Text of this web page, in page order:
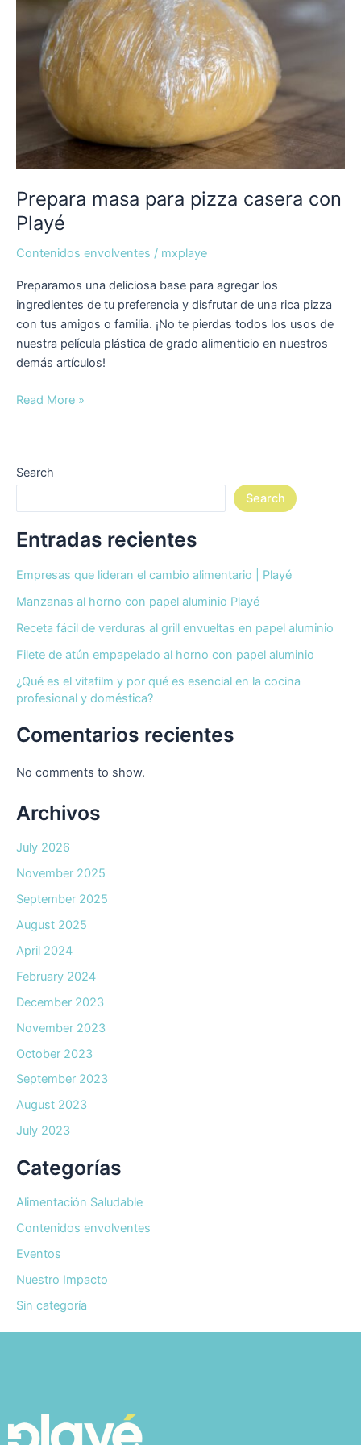
Prepara masa para pizza casera con
Playé
Contenidos envolventes / mxplaye
Preparamos una deliciosa base para agregar los
ingredientes de tu preferencia y disfrutar de una rica pizza
con tus amigos o familia. ¡No te pierdas todos los usos de
nuestra película plástica de grado alimenticio en nuestros
demás artículos!
Read More »
Search
Search
Entradas recientes
Empresas que lideran el cambio alimentario | Playé
Manzanas al horno con papel aluminio Playé
Receta fácil de verduras al grill envueltas en papel aluminio
Filete de atún empapelado al horno con papel aluminio
¿Qué es el vitafilm y por qué es esencial en la cocina
profesional y doméstica?
Comentarios recientes
No comments to show.
Archivos
July 2026
November 2025
September 2025
August 2025
April 2024
February 2024
December 2023
November 2023
October 2023
September 2023
August 2023
July 2023
Categorías
Alimentación Saludable
Contenidos envolventes
Eventos
Nuestro Impacto
Sin categoría